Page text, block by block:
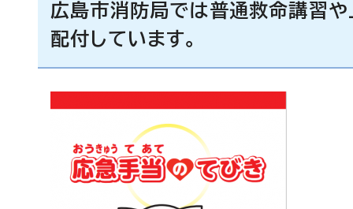
広島市消防局では普通救命講習や
配付しています。